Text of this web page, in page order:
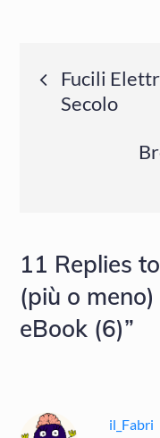
articoli
Fucili
Secolo
11 Replies
(più o
eBook (6)”
il_Fabri